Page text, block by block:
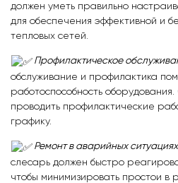
должен уметь правильно
для обеспечения эффективной и
тепловых сетей.
Профилактическое
обслуживание и профилактика
работоспособность
проводить профилактические
графику.
Ремонт в аварийных
слесарь должен быстро
чтобы минимизировать простои в